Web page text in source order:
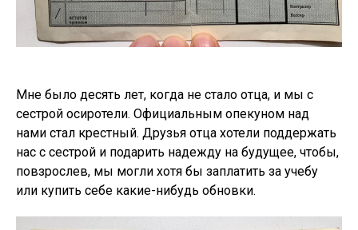
Мне было десять лет, когда не стало отца, и мы с
сестрой осиротели. Официальным опекуном над
нами стал крестный. Друзья отца хотели поддержать
нас с сестрой и подарить надежду на будущее, чтобы,
повзрослев, мы могли хотя бы заплатить за учебу
или купить себе какие-нибудь обновки.